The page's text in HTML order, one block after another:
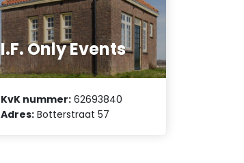
I.F. Only Events
KvK nummer: 62693840
Adres: Botterstraat 57